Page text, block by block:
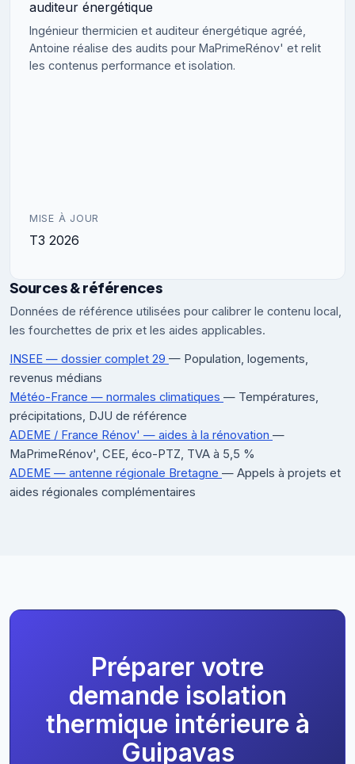
auditeur énergétique
Ingénieur thermicien et auditeur énergétique agréé,
Antoine réalise des audits pour MaPrimeRénov' et relit
les contenus performance et isolation.
MISE À JOUR
T3 2026
Sources & références
Données de référence utilisées pour calibrer le contenu local,
les fourchettes de prix et les aides applicables.
INSEE — dossier complet 29 — Population, logements,
revenus médians
Météo-France — normales climatiques — Températures,
précipitations, DJU de référence
ADEME / France Rénov' — aides à la rénovation —
MaPrimeRénov', CEE, éco-PTZ, TVA à 5,5 %
ADEME — antenne régionale Bretagne — Appels à projets et
aides régionales complémentaires
Préparer votre
demande isolation
thermique intérieure à
Guipavas